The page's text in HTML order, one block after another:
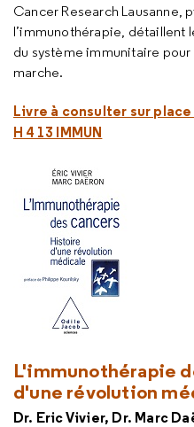
Cancer Research Lausanne,
l’immunothérapie, détaillent
du système immunitaire
marche.
Livre à consulter sur
H 4 13 IMMUN
L'immunothérapie
d'une révolution
Dr. Eric Vivier, Dr. Marc